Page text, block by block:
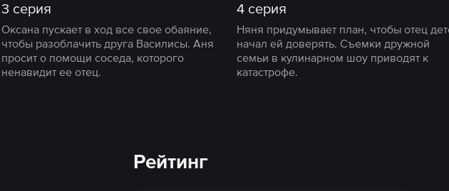
3 серия
Оксана пускает в ход все свое обаяние,
чтобы разоблачить друга Василисы. Аня
просит о помощи соседа, которого
ненавидит ее отец.
4 серия
Няня придумывает план, чтобы отец
начал ей доверять. Съемки дружной
семьи в кулинарном шоу приводят к
катастрофе.
Рейтинг